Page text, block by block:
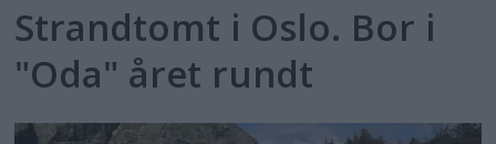
Strandtomt i Oslo. Bor i
"Oda" året rundt